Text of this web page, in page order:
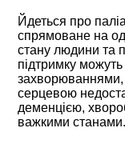
Йдеться про
спрямоване на
стану людини та
підтримку
захворюваннями,
серцевою
деменцією,
важкими